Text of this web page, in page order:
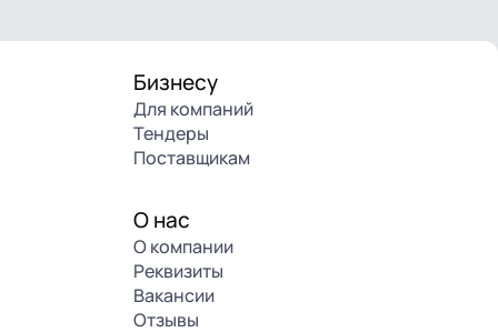
Бизнесу
Для компаний
Тендеры
Поставщикам
О нас
О компании
Реквизиты
Вакансии
Отзывы